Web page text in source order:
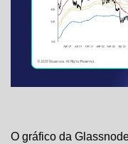
O gráfico da